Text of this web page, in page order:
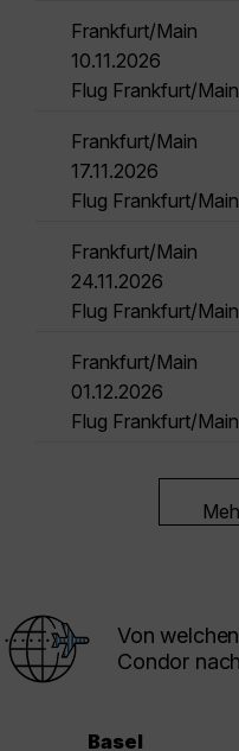
Frankfurt/Main
10.11.2026
Flug Frankfurt/
Frankfurt/Main
17.11.2026
Flug Frankfurt/
Frankfurt/Main
24.11.2026
Flug Frankfurt/
Frankfurt/Main
01.12.2026
Flug Frankfurt/
Von
Condor
Basel